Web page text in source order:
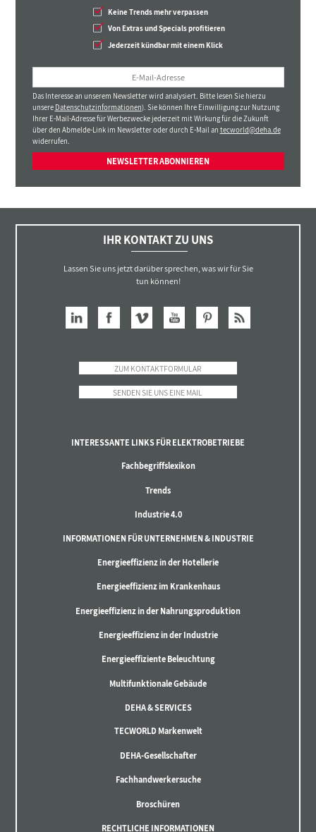
Keine Trends mehr verpassen
Von Extras und Specials profitieren
Jederzeit kündbar mit einem Klick
Das Interesse an unserem Newsletter wird analysiert. Bitte lesen Sie hierzu
unsere Datenschutzinformationen). Sie können Ihre Einwilligung zur Nutzung
Ihrer E-Mail-Adresse für Werbezwecke jederzeit mit Wirkung für die Zukunft
über den Abmelde-Link im Newsletter oder durch E-Mail an tecworld@deha.de
widerrufen.
NEWSLETTER ABONNIEREN
IHR KONTAKT ZU UNS
Lassen Sie uns jetzt darüber sprechen, was wir für Sie
tun können!
ZUM KONTAKTFORMULAR
SENDEN SIE UNS EINE MAIL
INTERESSANTE LINKS FÜR ELEKTROBETRIEBE
Fachbegriffslexikon
Trends
Industrie 4.0
INFORMATIONEN FÜR UNTERNEHMEN & INDUSTRIE
Energieeffizienz in der Hotellerie
Energieeffizienz im Krankenhaus
Energieeffizienz in der Nahrungsproduktion
Energieeffizienz in der Industrie
Energieeffiziente Beleuchtung
Multifunktionale Gebäude
DEHA & SERVICES
TECWORLD Markenwelt
DEHA-Gesellschafter
Fachhandwerkersuche
Broschüren
RECHTLICHE INFORMATIONEN